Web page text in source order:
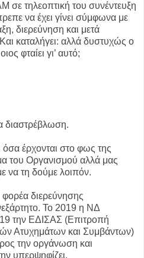
τηλεοπτική του συνέντευξη
να έχει γίνει σύμφωνα με
διερεύνηση και μετά
καταλήγει: αλλά δυστυχώς ο
φταίει γι’ αυτό;
διαστρέβλωση.
έρχονται στο φως της
του Οργανισμού αλλά μας
να τη δούμε λοιπόν.
διερεύνησης
Το 2019 η ΝΔ
την ΕΔΙΣΑΣ (Επιτροπή
Ατυχημάτων και Συμβάντων)
την οργάνωση και
υπερψηφίζει.